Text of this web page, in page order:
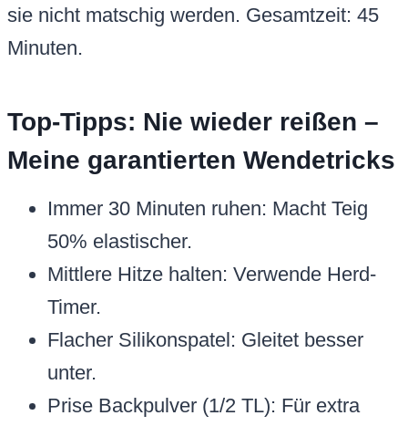
sie nicht matschig werden. Gesamtzeit: 45
Minuten.
Top-Tipps: Nie wieder reißen –
Meine garantierten Wendetricks
Immer 30 Minuten ruhen: Macht Teig
50% elastischer.
Mittlere Hitze halten: Verwende Herd-
Timer.
Flacher Silikonspatel: Gleitet besser
unter.
Prise Backpulver (1/2 TL): Für extra